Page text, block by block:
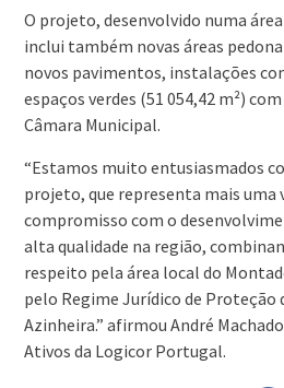
O projeto, desenvolvido numa
inclui também novas áreas
novos pavimentos, instalações
espaços verdes (51 054,42 m²)
Câmara Municipal.
“Estamos muito entusiasmados
projeto, que representa mais uma
compromisso com o
alta qualidade na região,
respeito pela área local do
pelo Regime Jurídico de Proteção
Azinheira.” afirmou André
Ativos da Logicor Portugal.